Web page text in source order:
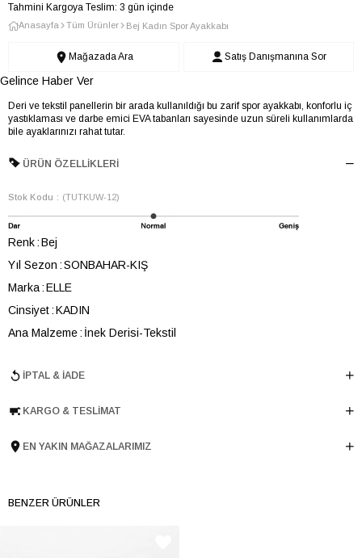
Tahmini Kargoya Teslim: 3 gün içinde
Anasayfa Tüm Ürünler Bej Kadın Spor Ayakkabı
Mağazada Ara Satış Danışmanına Sor
Gelince Haber Ver
Deri ve tekstil panellerin bir arada kullanıldığı bu zarif spor ayakkabı, konforlu iç
yastıklaması ve darbe emici EVA tabanları sayesinde uzun süreli kullanımlarda
bile ayaklarınızı rahat tutar.
ÜRÜN ÖZELLIKLERI
Stok Kodu (TUTKUW-12)
Renk Bej
Yıl Sezon SONBAHAR-KIŞ
Marka ELLE
Cinsiyet KADIN
Ana Malzeme İnek Derisi-Tekstil
Topuk Boyu 4 cm
Taban Yüksekliği 4 cm
İPTAL & İADE
KARGO & TESLIMAT
EN YAKIN MAĞAZALARIMIZ
BENZER ÜRÜNLER